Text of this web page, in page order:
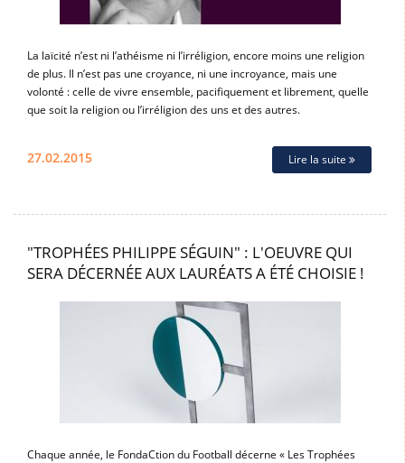
La laïcité n’est ni l’athéisme ni l’irréligion, encore moins une religion
de plus. Il n’est pas une croyance, ni une incroyance, mais une
volonté : celle de vivre ensemble, pacifiquement et librement, quelle
que soit la religion ou l’irréligion des uns et des autres.
27.02.2015 Lire la suite
"TROPHÉES PHILIPPE SÉGUIN" : L'OEUVRE QUI
SERA DÉCERNÉE AUX LAURÉATS A ÉTÉ CHOISIE !
Chaque année, le FondaCtion du Football décerne « Les Trophées